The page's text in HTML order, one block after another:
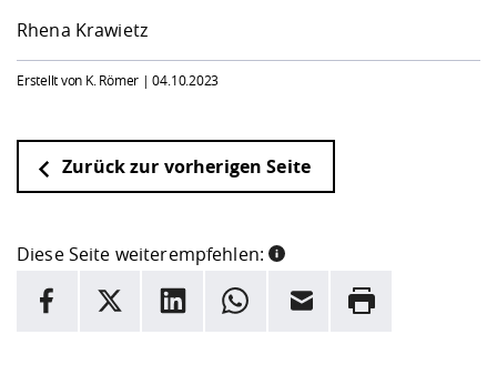
Rhena Krawietz
Erstellt von K. Römer |04.10.2023
Zurück zur vorherigen Seite
Diese Seite weiterempfehlen:
INFORMATION
Facebook
X LinkedInWhatsappE-Mail Drucken